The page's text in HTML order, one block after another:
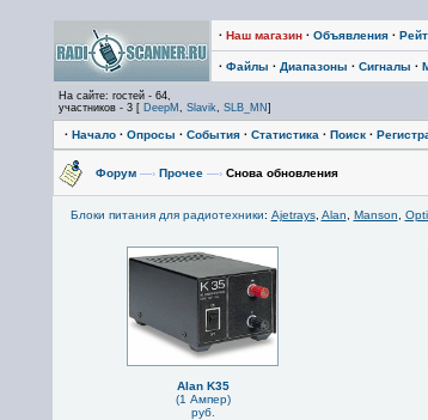
· Наш магазин· Объявления·
· Файлы · Диапазоны · Сигналы ·
На сайте: гостей - 64,
участников - 3 [ DeepM , Slavik, SLB_MN ]
· Начало· Опросы · События· Статистика · Поиск·
Форум —› Прочее —›Снова обновления
Блоки питания для радиотехники: Ajetrays, Alan Manson
Alan K35
(1 Ампер)
руб.